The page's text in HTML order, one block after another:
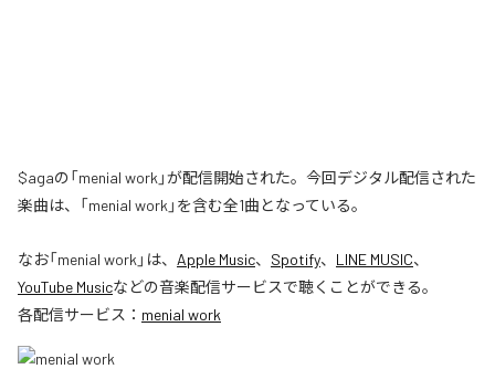
$agaの「menial work」が配信開始された。今回デジタル配信された
楽曲は、「menial work」を含む全1曲となっている。
なお「menial work 」は、 Apple Music、 Spotify、 LINE MUSIC、
YouTube Musicなどの音楽配信サービスで聴くことができる。
各配信サービス： menial work